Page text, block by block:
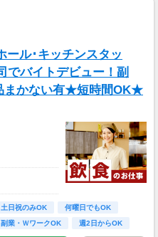
ール･キッチンスタッ
バイトデビュー！副
まかない有★短時間OK★
上の方の
円
土日祝のみOK
何曜日でもOK
副業・ＷワークOK 週2日からOK